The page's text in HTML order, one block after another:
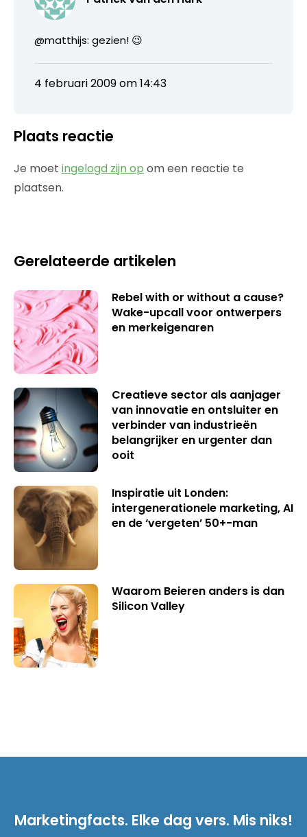
@matthijs: gezien! 😉
4 februari 2009 om 14:43
Plaats reactie
Je moet ingelogd zijn op om een reactie te
plaatsen.
Gerelateerde artikelen
Rebel with or without a cause?
Wake-upcall voor ontwerpers
en merkeigenaren
Creatieve sector als aanjager
van innovatie en ontsluiter en
verbinder van industrieën
belangrijker en urgenter dan
ooit
Inspiratie uit Londen:
intergenerationele marketing, AI
en de ‘vergeten’ 50+-man
Waarom Beieren anders is dan
Silicon Valley
Marketingfacts. Elke dag vers. Mis niks!